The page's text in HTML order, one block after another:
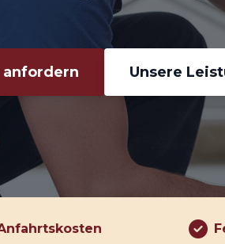
Unsere